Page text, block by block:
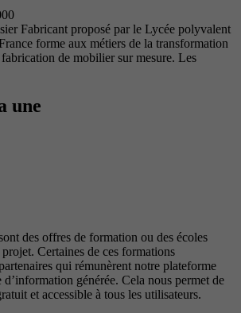
Fabricant proposé par le Lycée polyvalent
forme aux métiers de la transformation
de mobilier sur mesure. Les
une
des offres de formation ou des écoles
Certaines de ces formations
qui rémunèrent notre plateforme
d’information générée. Cela nous permet de
et accessible à tous les utilisateurs.